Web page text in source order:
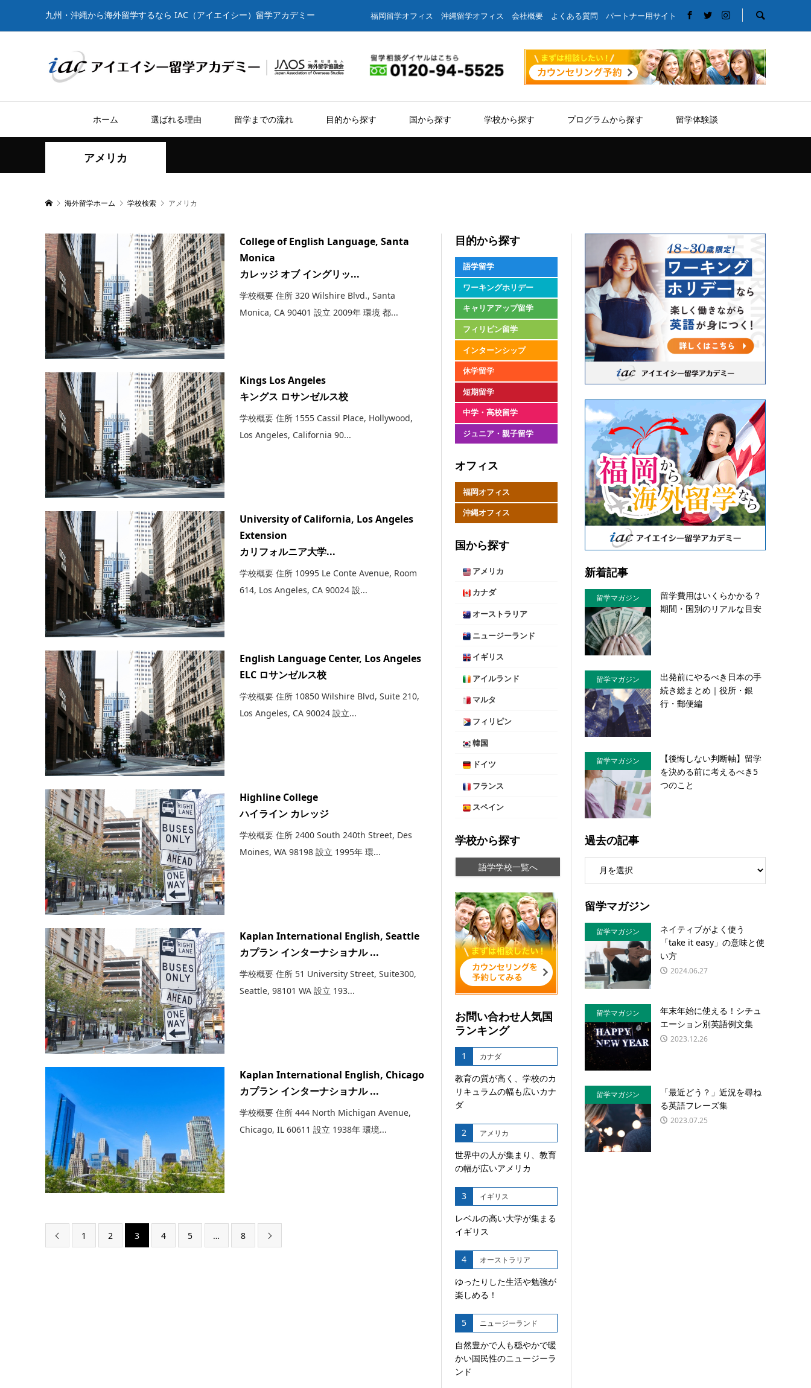
九州・沖縄から海外留学するなら IAC（アイエイシー）留学アカデミー 福岡留学オフィス 沖縄留学オフィス 会社概要 よくある質問 パートナー用サイト
ホーム 選ばれる理由 留学までの流れ 目的から探す 国から探す 学校から探す プログラムから探す 留学体験談
アメリカ
海外留学ホーム 学校検索 アメリカ
College of English Language, Santa
Monica
カレッジ オブ イングリッ...
学校概要 住所 320 Wilshire Blvd., Santa
Monica, CA 90401 設立 2009年 環境 都...
Kings Los Angeles
キングス ロサンゼルス校
学校概要 住所 1555 Cassil Place, Hollywood,
Los Angeles, California 90...
University of California, Los Angeles
Extension
カリフォルニア大学...
学校概要 住所 10995 Le Conte Avenue, Room
614, Los Angeles, CA 90024 設...
English Language Center, Los Angeles
ELC ロサンゼルス校
学校概要 住所 10850 Wilshire Blvd, Suite 210,
Los Angeles, CA 90024 設立...
Highline College
ハイライン カレッジ
学校概要 住所 2400 South 240th Street, Des
Moines, WA 98198 設立 1995年 環...
Kaplan International English, Seattle
カプラン インターナショナル ...
学校概要 住所 51 University Street, Suite300,
Seattle, 98101 WA 設立 193...
Kaplan International English, Chicago
カプラン インターナショナル ...
学校概要 住所 444 North Michigan Avenue,
Chicago, IL 60611 設立 1938年 環境...
 1 2 3 4 5 … 8 
目的から探す
語学留学
ワーキングホリデー
キャリアアップ留学
フィリピン留学
インターンシップ
休学留学
短期留学
中学・高校留学
ジュニア・親子留学
オフィス
福岡オフィス
沖縄オフィス
国から探す
アメリカ
カナダ
オーストラリア
ニュージーランド
イギリス
アイルランド
マルタ
フィリピン
韓国
ドイツ
フランス
スペイン
学校から探す
語学学校一覧へ
お問い合わせ人気国
ランキング
1 カナダ
教育の質が高く、学校のカ
リキュラムの幅も広いカナ
ダ
2 アメリカ
世界中の人が集まり、教育
の幅が広いアメリカ
3 イギリス
レベルの高い大学が集まる
イギリス
4 オーストラリア
ゆったりした生活や勉強が
楽しめる！
5 ニュージーランド
自然豊かで人も穏やかで暖
かい国民性のニュージーラ
ンド
新着記事
留学マガジン
留学費用はいくらかかる？
期間・国別のリアルな目安
留学マガジン
出発前にやるべき日本の手
続き総まとめ｜役所・銀
行・郵便編
留学マガジン
【後悔しない判断軸】留学
を決める前に考えるべき5
つのこと
過去の記事
留学マガジン
留学マガジン
ネイティブがよく使う
「take it easy」の意味と使
い方
2024.06.27
留学マガジン
年末年始に使える！シチュ
エーション別英語例文集
2023.12.26
留学マガジン
「最近どう？」近況を尋ね
る英語フレーズ集
2023.07.25